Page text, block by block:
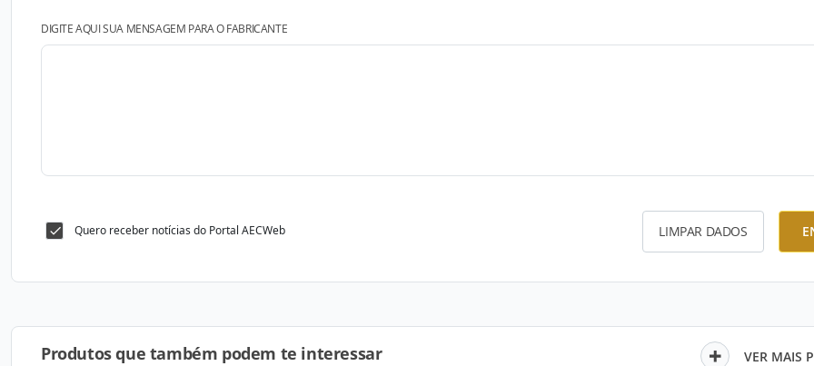
DIGITE AQUI SUA MENSAGEM PARA O FABRICANTE
Quero receber notícias do Portal AECWeb LIMPAR DADOS
Produtos que também podem te interessar VER MAIS